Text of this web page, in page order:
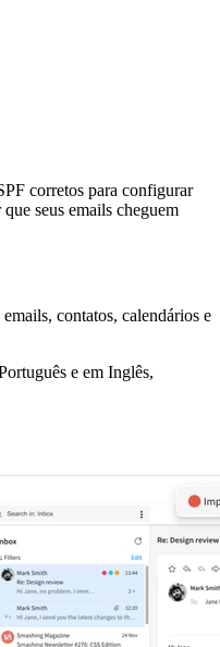
corretos para configurar
seus emails cheguem
contatos, calendários e
e em Inglês,